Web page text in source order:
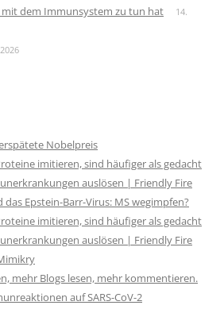
mit dem Immunsystem zu tun hat
14.
Nobelpreis
imitieren, sind häufiger als gedacht
auslösen | Friendly Fire
Epstein-Barr-Virus: MS wegimpfen?
imitieren, sind häufiger als gedacht
auslösen | Friendly Fire
mehr Blogs lesen, mehr kommentieren.
auf SARS-CoV-2